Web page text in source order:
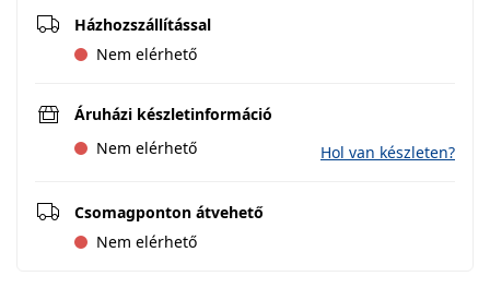
Házhozszállítással
Nem elérhető
Áruházi készletinformáció
Nem elérhető
Hol van készleten?
Csomagponton átvehető
Nem elérhető